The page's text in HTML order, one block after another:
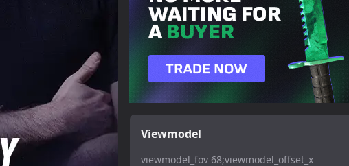
Viewmodel
viewmodel_fov 68;viewmodel_offset_x